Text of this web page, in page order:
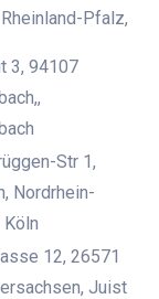
Pfalz,
3, 94107
Str 1,
Nordrhein-
12, 26571
Juist